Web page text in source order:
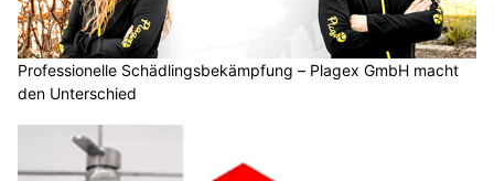
Professionelle Schädlingsbekämpfung – Plagex GmbH macht
den Unterschied